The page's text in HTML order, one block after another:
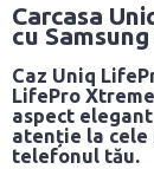
Carcasa
cu
Caz Uniq
LifePro
aspect
atenție la cele
telefonul tău.